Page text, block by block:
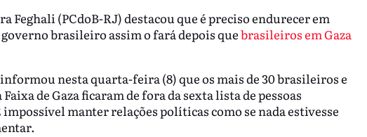
Feghali (PCdoB-RJ) destacou que é preciso endurecer em
brasileiro assim o fará depois quebrasileiros em Gaza
nesta quarta-feira (8) que os mais de 30 brasileiros e
de Gaza ficaram de fora da sexta lista de pessoas
manter relações políticas como se nada estivesse